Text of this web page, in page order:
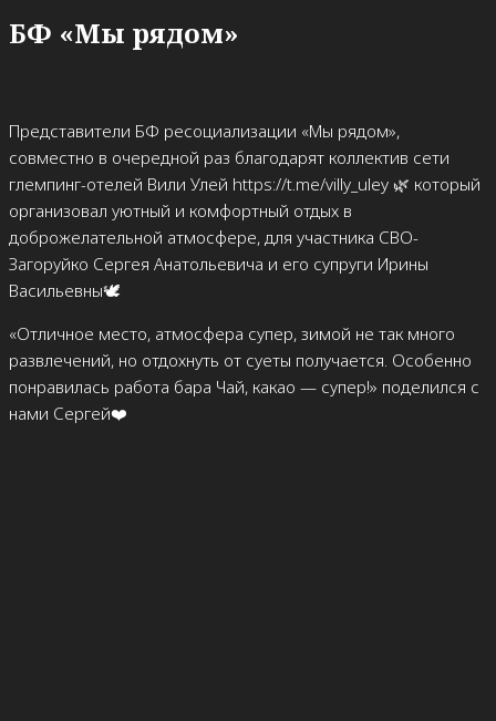
БФ «Мы рядом»
Представители БФ ресоциализации «Мы рядом»,
совместно в очередной раз благодарят коллектив сети
глемпинг-отелей Вили Улей https://t.me/villy_uley 🌿 который
организовал уютный и комфортный отдых в
доброжелательной атмосфере, для участника СВО-
Загоруйко Сергея Анатольевича и его супруги Ирины
Васильевны🕊️
«Отличное место, атмосфера супер, зимой не так много
развлечений, но отдохнуть от суеты получается. Особенно
понравилась работа бара Чай, какао — супер!» поделился с
нами Сергей❤️